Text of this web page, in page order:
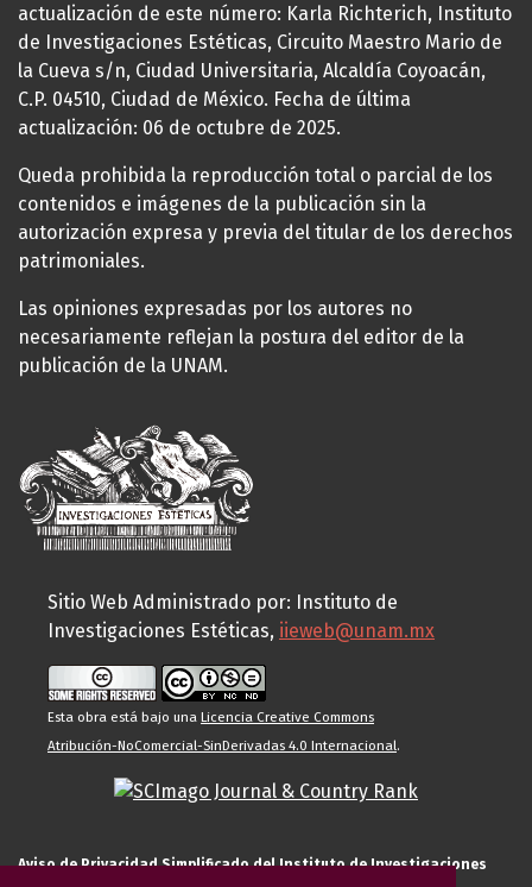
actualización de este número: Karla Richterich, Instituto
de Investigaciones Estéticas, Circuito Maestro Mario de
la Cueva s/n, Ciudad Universitaria, Alcaldía Coyoacán,
C.P. 04510, Ciudad de México. Fecha de última
actualización: 06 de octubre de 2025.
Queda prohibida la reproducción total o parcial de los
contenidos e imágenes de la publicación sin la
autorización expresa y previa del titular de los derechos
patrimoniales.
Las opiniones expresadas por los autores no
necesariamente reflejan la postura del editor de la
publicación de la UNAM.
Sitio Web Administrado por: Instituto de
Investigaciones Estéticas, iieweb@unam.mx
Esta obra está bajo una Licencia Creative Commons
Atribución-NoComercial-SinDerivadas 4.0 Internacional.
Aviso de Privacidad Simplificado del Instituto de Investigaciones